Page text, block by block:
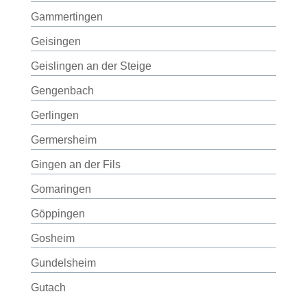
Gammertingen
Geisingen
Geislingen an der Steige
Gengenbach
Gerlingen
Germersheim
Gingen an der Fils
Gomaringen
Göppingen
Gosheim
Gundelsheim
Gutach